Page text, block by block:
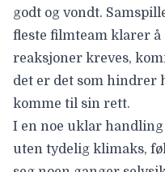
godt og vondt.
fleste filmteam klarer
reaksjoner kreves,
det er det som hindrer
komme til sin rett.
I en noe uklar
uten tydelig klimaks,